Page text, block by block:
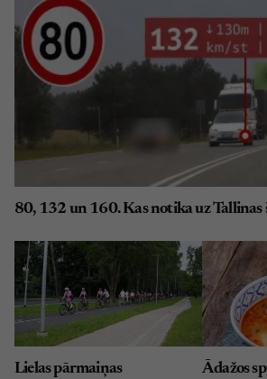
80, 132 un 160. Kas notika uz Tallinas
Lielas pārmaiņas
Ādažos